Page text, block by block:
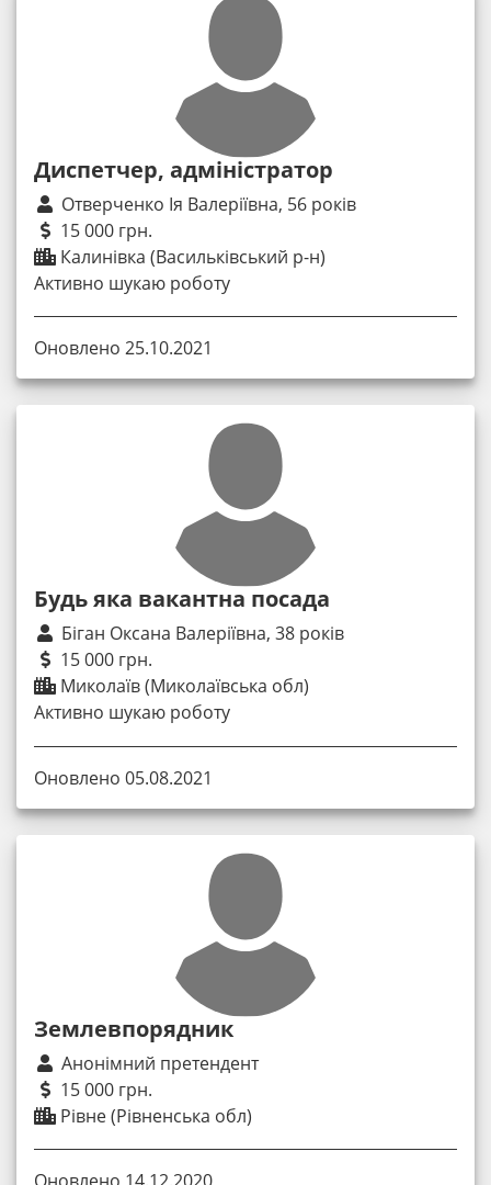
Диспетчер, адміністратор
Отверченко Ія Валеріївна, 56 років
15 000 грн.
Калинівка (Васильківський р-н)
Активно шукаю роботу
Оновлено 25.10.2021
Будь яка вакантна посада
Біган Оксана Валеріївна, 38 років
15 000 грн.
Миколаїв (Миколаївська обл)
Активно шукаю роботу
Оновлено 05.08.2021
Землевпорядник
Анонімний претендент
15 000 грн.
Рівне (Рівненська обл)